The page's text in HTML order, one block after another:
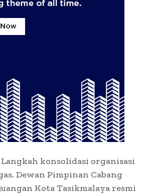
konsolidasi organisasi
Dewan Pimpinan Cabang
Kota Tasikmalaya resmi